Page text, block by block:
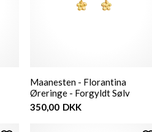
Maanesten - Florantina
Øreringe - Forgyldt Sølv
350,00 DKK